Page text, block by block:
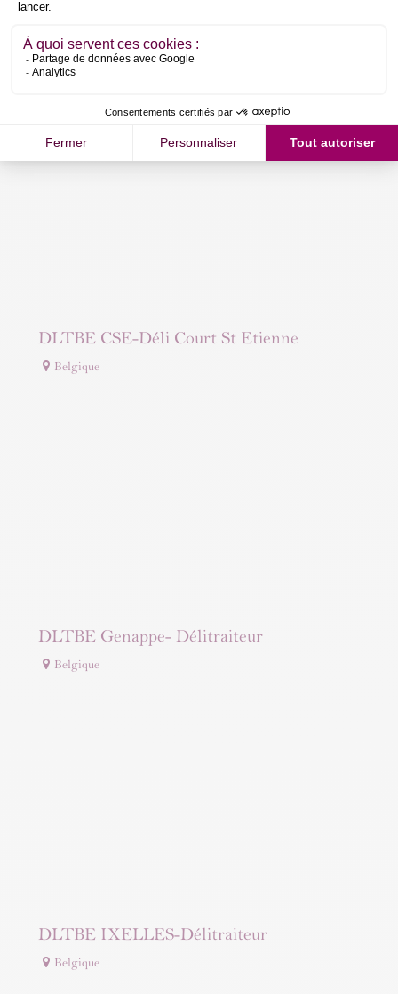
DLTBE BRAINE LE COMTE
Belgique
DLTBE CSE-Déli Court St Etienne
Belgique
DLTBE Genappe- Délitraiteur
Belgique
DLTBE IXELLES-Délitraiteur
Belgique